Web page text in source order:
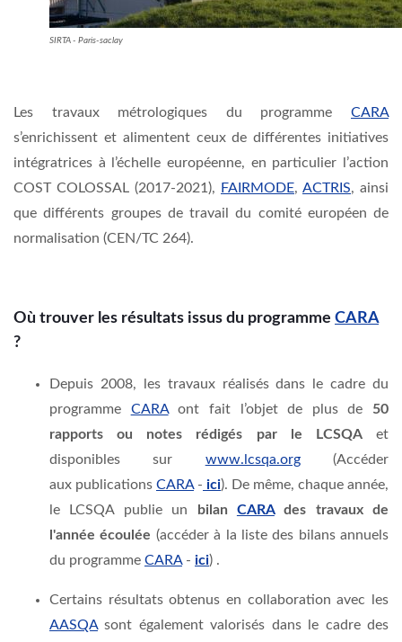
SIRTA - Paris-saclay
Les travaux métrologiques du programme CARA
s’enrichissent et alimentent ceux de différentes initiatives
intégratrices à l’échelle européenne, en particulier l’action
COST COLOSSAL (2017-2021), FAIRMODE, ACTRIS, ainsi
que différents groupes de travail du comité européen de
normalisation (CEN/TC 264).
Où trouver les résultats issus du programme CARA
?
Depuis 2008, les travaux réalisés dans le cadre du
programme CARAont fait l’objet de plus de 50
rapports ou notes rédigés par le LCSQAet
disponibles sur www.lcsqa.org(Accéder
aux publications CARA- ici). De même, chaque année,
le LCSQA publie un
bilan CARAdes travaux de
l'année écoulée (accéder à la liste des bilans annuels
du programme CARA- ici) .
Certains résultats obtenus en collaboration avec les
AASQAsont également valorisés dans le cadre des